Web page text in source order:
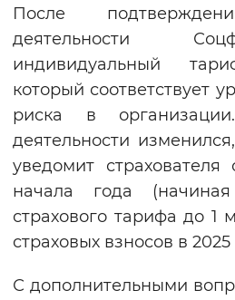
После
деятельности
индивидуальный
который соответствует
риска в
деятельности
уведомит
начала года
страхового тарифа до 1
страховых взносов в 2025
С дополнительными